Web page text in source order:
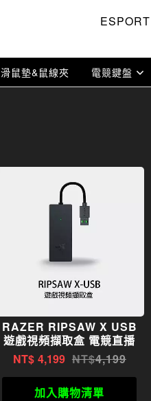
滑鼠墊&鼠線夾 電競鍵盤
RAZER RIPSAW X USB
遊戲視頻擷取盒 電競直播
NT$ 4,199 4,199
加入購物清單